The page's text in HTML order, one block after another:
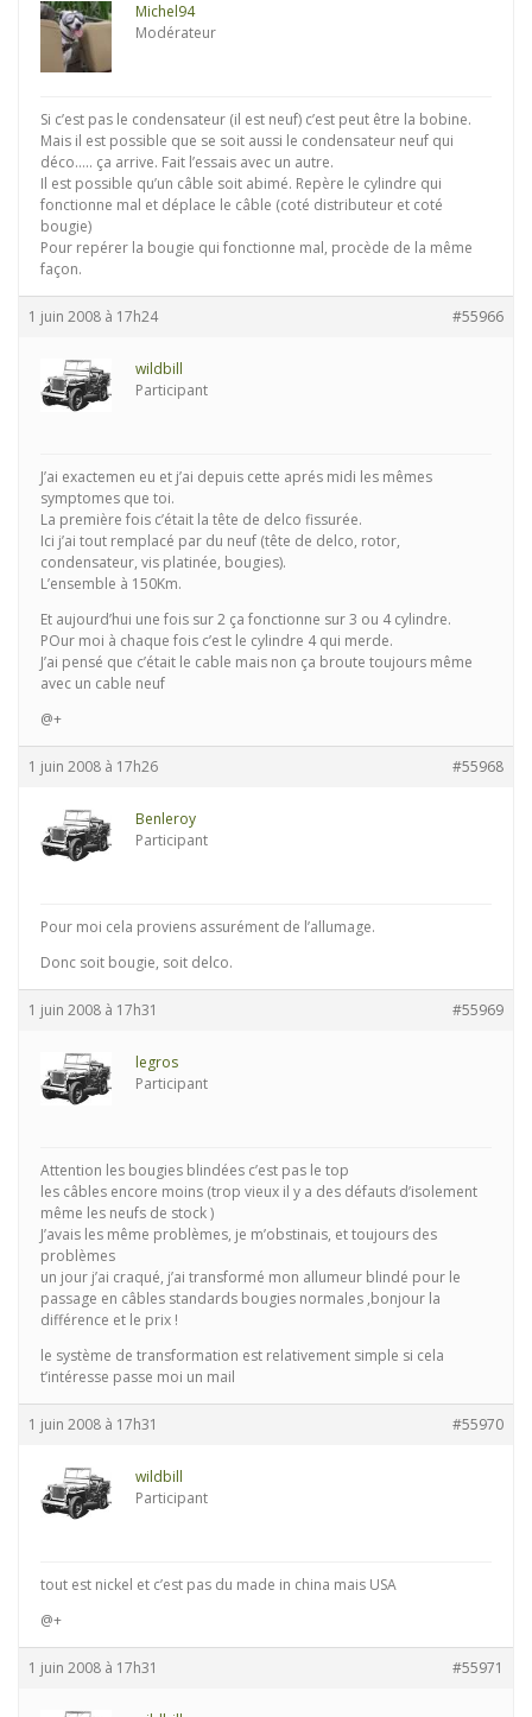
Michel94
Modérateur
Si c’est pas le condensateur (il est neuf) c’est peut être la bobine.
Mais il est possible que se soit aussi le condensateur neuf qui
déco….. ça arrive. Fait l’essais avec un autre.
Il est possible qu’un câble soit abimé. Repère le cylindre qui
fonctionne mal et déplace le câble (coté distributeur et coté
bougie)
Pour repérer la bougie qui fonctionne mal, procède de la même
façon.
1 juin 2008 à 17h24 #55966
wildbill
Participant
J’ai exactemen eu et j’ai depuis cette aprés midi les mêmes
symptomes que toi.
La première fois c’était la tête de delco fissurée.
Ici j’ai tout remplacé par du neuf (tête de delco, rotor,
condensateur, vis platinée, bougies).
L’ensemble à 150Km.
Et aujourd’hui une fois sur 2 ça fonctionne sur 3 ou 4 cylindre.
POur moi à chaque fois c’est le cylindre 4 qui merde.
J’ai pensé que c’était le cable mais non ça broute toujours même
avec un cable neuf
@+
1 juin 2008 à 17h26 #55968
Benleroy
Participant
Pour moi cela proviens assurément de l’allumage.
Donc soit bougie, soit delco.
1 juin 2008 à 17h31 #55969
legros
Participant
Attention les bougies blindées c’est pas le top
les câbles encore moins (trop vieux il y a des défauts d’isolement
même les neufs de stock )
J’avais les même problèmes, je m’obstinais, et toujours des
problèmes
un jour j’ai craqué, j’ai transformé mon allumeur blindé pour le
passage en câbles standards bougies normales ,bonjour la
différence et le prix !
le système de transformation est relativement simple si cela
t’intéresse passe moi un mail
1 juin 2008 à 17h31 #55970
wildbill
Participant
tout est nickel et c’est pas du made in china mais USA
@+
1 juin 2008 à 17h31 #55971